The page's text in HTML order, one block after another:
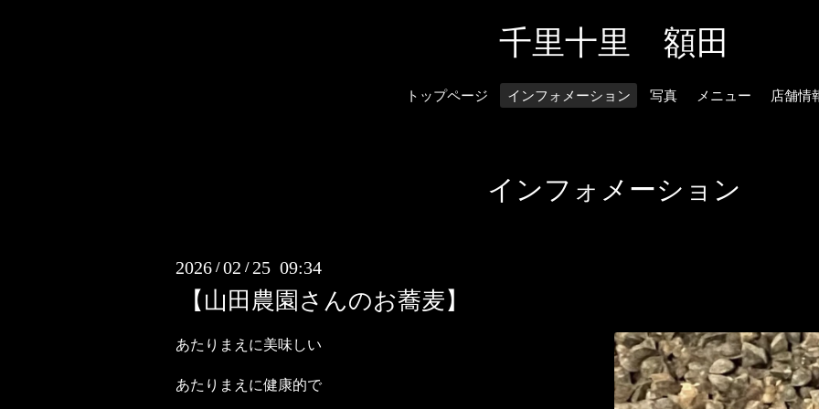
千里十里 額田
トップページ インフォメーション 写真 メニュー 店舗情
インフォメーション
2026 /02 / 25 09:34
【山田農園さんのお蕎麦】
あたりまえに美味しい
あたりまえに健康的で